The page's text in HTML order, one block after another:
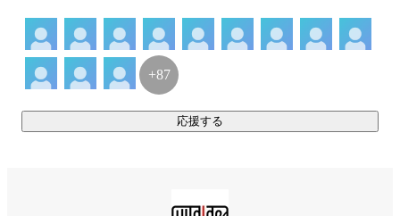
弊社代表の福田の根底にある考え方、それは「どれだけの人
を深く幸せにできるか」というもの。
あなたにも幸せなエンジニア人生を送っていただけるような
キッカケを、このWantedlyから作ることができれば嬉しいで
案件からEC系、アプリ開発など様々な案件があります。
応援する
+87